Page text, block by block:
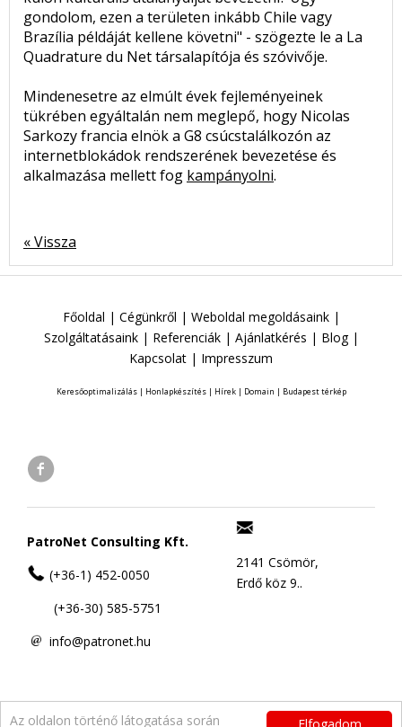
Az oldalon történő látogatása során
gondolom, ezen a területen inkább Chile vagy
Brazília példáját kellene követni" - szögezte le a La
Quadrature du Net társalapítója és szóvivője.
Mindenesetre az elmúlt évek fejleményeinek
tükrében egyáltalán nem meglepő, hogy Nicolas
Sarkozy francia elnök a G8 csúcstalálkozón az
internetblokádok rendszerének bevezetése és
alkalmazása mellett fog kampányolni.
« Vissza
Főoldal | Cégünkről | Weboldal megoldásaink|
Szolgáltatásaink| Referenciák| Ajánlatkérés | Blog|
Kapcsolat | Impresszum
Keresőoptimalizálás| Honlapkészítés| Hírek| Domain | Budapest térkép
PatroNet Consulting Kft.
(+36-1) 452-0050
(+36-30) 585-5751
info@patronet.hu
2141 Csömör,
Erdő köz 9..